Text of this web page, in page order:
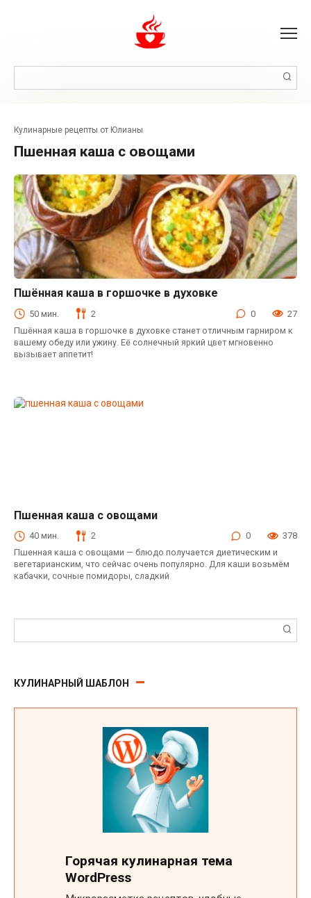
Кулинарные рецепты от Юлианы
пшенная каша с овощами
Пшённая каша в горшочке в духовке
50 мин. 2 0
27
Пшённая каша в горшочке в духовке станет отличным гарниром к
вашему обеду или ужину. Её солнечный яркий цвет мгновенно
вызывает аппетит!
Пшенная каша с овощами
40 мин. 2 0
378
Пшенная каша с овощами — блюдо получается диетическим и
вегетарианским, что сейчас очень популярно. Для каши возьмём
кабачки, сочные помидоры, сладкий
КУЛИНАРНЫЙ ШАБЛОН